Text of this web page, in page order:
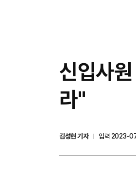
신입사
라"
김성현 기자
입력 2023-